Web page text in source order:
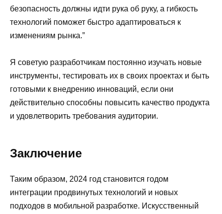
безопасность должны идти рука об руку, а гибкость
технологий поможет быстро адаптироваться к
изменениям рынка.”
Я советую разработчикам постоянно изучать новые
инструменты, тестировать их в своих проектах и быть
готовыми к внедрению инноваций, если они
действительно способны повысить качество продукта
и удовлетворить требования аудитории.
Заключение
Таким образом, 2024 год становится годом
интеграции продвинутых технологий и новых
подходов в мобильной разработке. Искусственный